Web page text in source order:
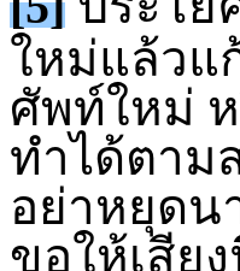
ใหม่แล้วแ
ศัพท์ใหม่
ทำได้ตาม
อย่าหยุดน
ขอให้เสีย